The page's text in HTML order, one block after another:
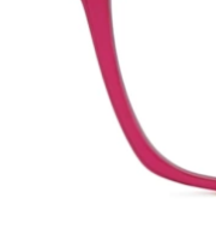
34 mm
Visina leće